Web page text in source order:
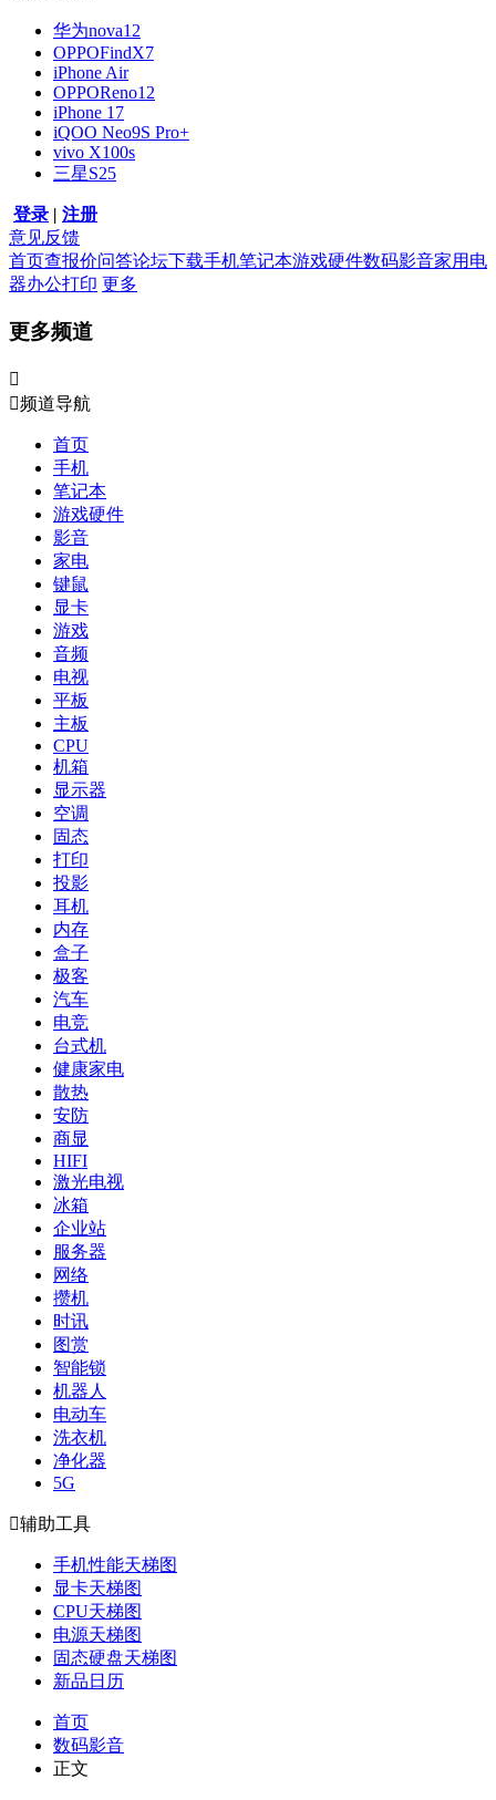
华为nova12
OPPOFindX7
iPhone Air
OPPOReno12
iPhone 17
iQOO Neo9S Pro+
vivo X100s
三星S25
登录 | 注册
意见反馈
首页查报价问答论坛下载手机笔记本游戏硬件数码影音家用电
器办公打印 更多
更多频道

频道导航
首页
手机
笔记本
游戏硬件
影音
家电
键鼠
显卡
游戏
音频
电视
平板
主板
CPU
机箱
显示器
空调
固态
打印
投影
耳机
内存
盒子
极客
汽车
电竞
台式机
健康家电
散热
安防
商显
HIFI
激光电视
冰箱
企业站
服务器
网络
攒机
时讯
图赏
智能锁
机器人
电动车
洗衣机
净化器
5G
辅助工具
手机性能天梯图
显卡天梯图
CPU天梯图
电源天梯图
固态硬盘天梯图
新品日历
首页
数码影音
正文